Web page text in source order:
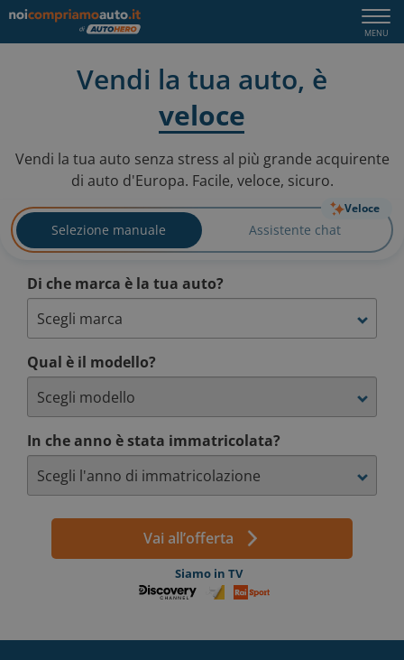
Vendi la tua auto, è
veloce
sicuro
Vendi la tua auto senza stress al più grande acquirente
di auto d'Europa. Facile, veloce, sicuro.
Veloce
Selezione manuale Assistente chat
Di che marca è la tua auto?
Qual è il modello?
In che anno è stata immatricolata?
Vai all’offerta
Siamo in TV